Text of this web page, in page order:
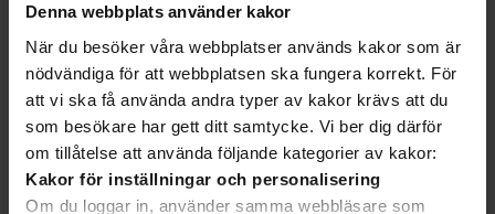
Denna webbplats använder kakor
När du besöker våra webbplatser används kakor som är
nödvändiga för att webbplatsen ska fungera korrekt. För
att vi ska få använda andra typer av kakor krävs att du
som besökare har gett ditt samtycke. Vi ber dig därför
om tillåtelse att använda följande kategorier av kakor:
Kakor för inställningar och personalisering
Om du loggar in, använder samma webbläsare som
Våra arbeten i Bandhagen
Hur påverkas du?
Arbetet kommer främst att utföras genom schakt i
gångbanor/trottoarer. Därifrån dras servisledningar in på